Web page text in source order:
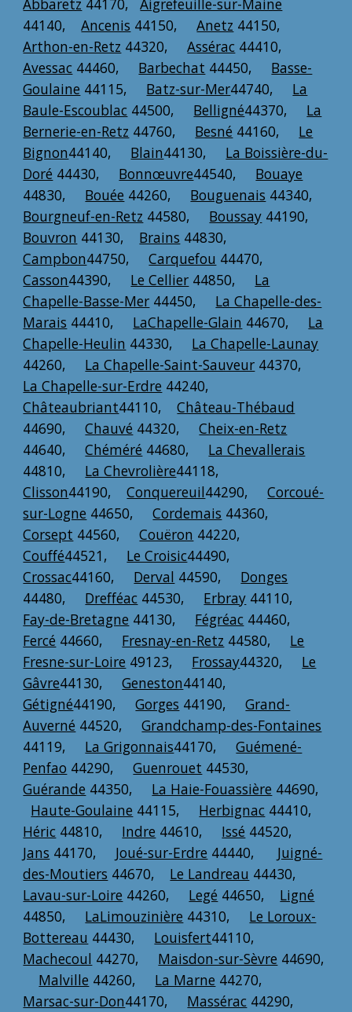
Abbaretz 44170,Aigrefeuille-sur-Maine
44140,Ancenis 44150,Anetz 44150,
Arthon-en-Retz 44320,Assérac 44410,
Avessac 44460, Barbechat 44450, Basse-
Goulaine 44115, Batz-sur-Mer44740, La
Baule-Escoublac 44500, Belligné44370, La
Bernerie-en-Retz 44760, Besné 44160, Le
Bignon44140, Blain44130, La Boissière-du-
Doré 44430, Bonnœuvre44540, Bouaye
44830, Bouée 44260, Bouguenais 44340,
Bourgneuf-en-Retz 44580, Boussay 44190,
Bouvron 44130, Brains 44830,
Campbon44750,Carquefou 44470,
Casson44390, Le Cellier 44850, La
Chapelle-Basse-Mer 44450, La Chapelle-des-
Marais 44410, LaChapelle-Glain 44670, La
Chapelle-Heulin 44330, La Chapelle-Launay
44260, La Chapelle-Saint-Sauveur 44370,
La Chapelle-sur-Erdre 44240,
Châteaubriant44110,Château-Thébaud
44690,Chauvé 44320,Cheix-en-Retz
44640,Chéméré 44680, La Chevallerais
44810, La Chevrolière44118,
Clisson44190,Conquereuil44290,Corcoué-
sur-Logne 44650,Cordemais 44360,
Corsept 44560,Couëron 44220,
Couffé44521, Le Croisic44490,
Crossac44160, Derval 44590, Donges
44480, Drefféac 44530, Erbray 44110,
Fay-de-Bretagne 44130, Fégréac 44460,
Fercé 44660, Fresnay-en-Retz 44580, Le
Fresne-sur-Loire 49123, Frossay44320, Le
Gâvre44130,Geneston44140,
Gétigné44190,Gorges 44190,Grand-
Auverné 44520,Grandchamp-des-Fontaines
44119, La Grigonnais44170,Guémené-
Penfao 44290,Guenrouet 44530,
Guérande 44350, La Haie-Fouassière 44690,
Haute-Goulaine 44115, Herbignac 44410,
Héric 44810, Indre 44610, Issé 44520,
Jans 44170, Joué-sur-Erdre 44440, Juigné-
des-Moutiers 44670, Le Landreau 44430,
Lavau-sur-Loire 44260, Legé 44650, Ligné
44850, LaLimouzinière 44310, Le Loroux-
Bottereau 44430, Louisfert44110,
Machecoul 44270, Maisdon-sur-Sèvre 44690,
Malville 44260, La Marne 44270,
Marsac-sur-Don44170, Massérac 44290,